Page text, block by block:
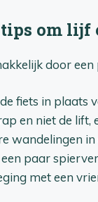
om lijf
door
fiets in plaats
en niet de lift,
wandelingen
paar
met een